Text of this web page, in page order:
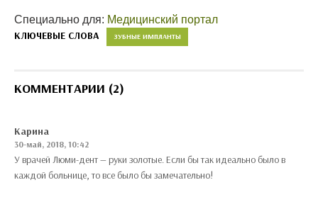
Специально для: Медицинский портал
КЛЮЧЕВЫЕ СЛОВА ЗУБНЫЕ ИМПЛАНТЫ
КОММЕНТАРИИ (2)
Карина
30-май, 2018, 10:42
У врачей Люми-дент — руки золотые. Если бы так идеально было в
каждой больнице, то все было бы замечательно!